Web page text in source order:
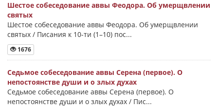
Шестое собеседование аввы Феодора. Об умерщвлении
святых
Шестое собеседование аввы Феодора. Об умерщвлении
святых / Писания к 10-ти (1–10) пос...
1676
Седьмое собеседование аввы Серена (первое). О
непостоянстве души и о злых духах
Седьмое собеседование аввы Серена (первое). О
непостоянстве души и о злых духах / Пис...